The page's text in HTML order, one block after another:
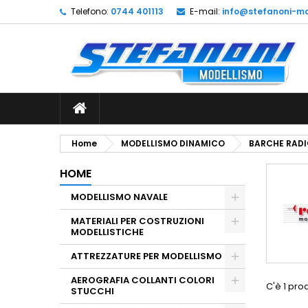
Telefono: 0744 401113 E-mail: info@stefanoni-
Home MODELLISMO DINAMICO BARCHE
HOME
MODELLISMO NAVALE
MATERIALI PER COSTRUZIONI
MODELLISTICHE
ATTREZZATURE PER MODELLISMO
AEROGRAFIA COLLANTI COLORI
STUCCHI
C'è 1